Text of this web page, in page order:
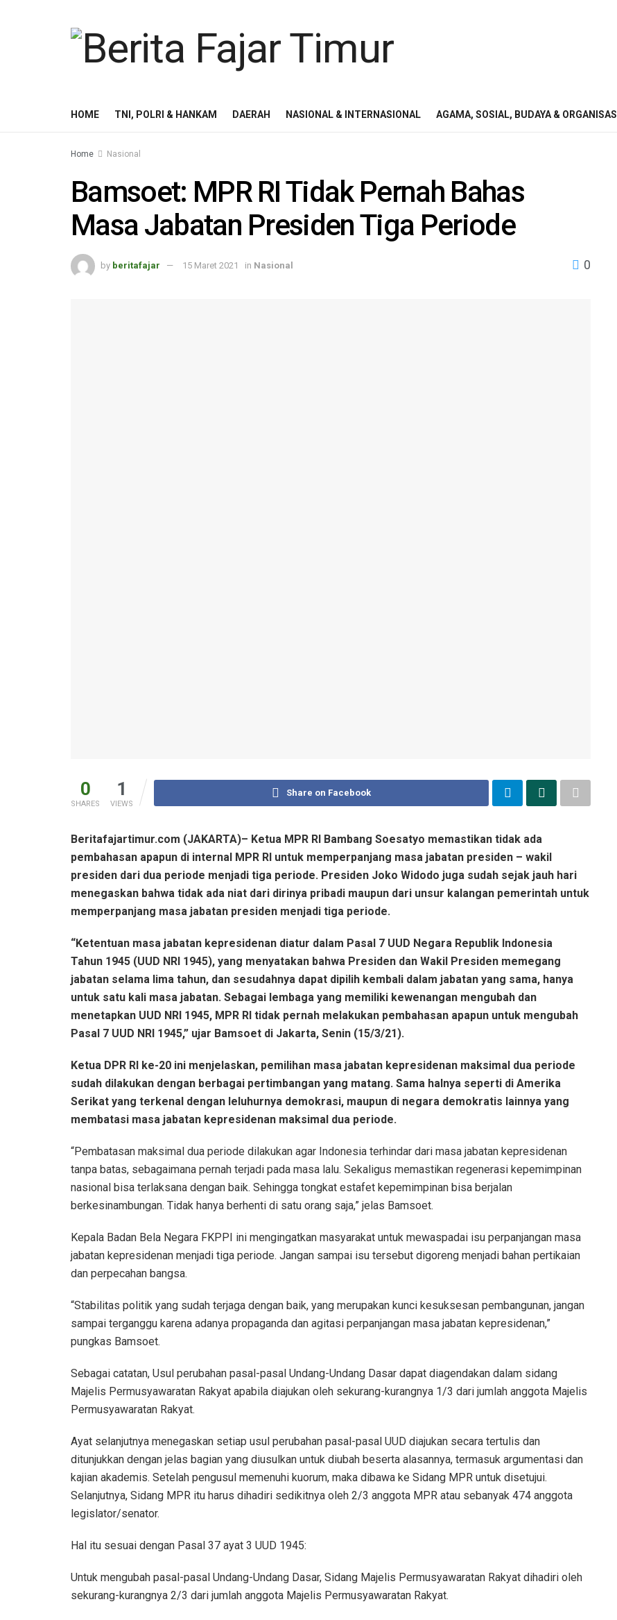
HOME TNI, POLRI & HANKAM DAERAH NASIONAL & INTERNASIONAL AGAMA, SOSIAL, BUDAYA & ORGANISASI
Home Nasional
Bamsoet: MPR RI Tidak Pernah Bahas
Masa Jabatan Presiden Tiga Periode
by beritafajar 15 Maret 2021 in Nasional 0
0
SHARES
1
VIEWS
Share on Facebook
Beritafajartimur.com (JAKARTA)– Ketua MPR RI Bambang Soesatyo memastikan tidak ada
pembahasan apapun di internal MPR RI untuk memperpanjang masa jabatan presiden – wakil
presiden dari dua periode menjadi tiga periode. Presiden Joko Widodo juga sudah sejak jauh hari
menegaskan bahwa tidak ada niat dari dirinya pribadi maupun dari unsur kalangan pemerintah untuk
memperpanjang masa jabatan presiden menjadi tiga periode.
“Ketentuan masa jabatan kepresidenan diatur dalam Pasal 7 UUD Negara Republik Indonesia
Tahun 1945 (UUD NRI 1945), yang menyatakan bahwa Presiden dan Wakil Presiden memegang
jabatan selama lima tahun, dan sesudahnya dapat dipilih kembali dalam jabatan yang sama, hanya
untuk satu kali masa jabatan. Sebagai lembaga yang memiliki kewenangan mengubah dan
menetapkan UUD NRI 1945, MPR RI tidak pernah melakukan pembahasan apapun untuk mengubah
Pasal 7 UUD NRI 1945,” ujar Bamsoet di Jakarta, Senin (15/3/21).
Ketua DPR RI ke-20 ini menjelaskan, pemilihan masa jabatan kepresidenan maksimal dua periode
sudah dilakukan dengan berbagai pertimbangan yang matang. Sama halnya seperti di Amerika
Serikat yang terkenal dengan leluhurnya demokrasi, maupun di negara demokratis lainnya yang
membatasi masa jabatan kepresidenan maksimal dua periode.
“Pembatasan maksimal dua periode dilakukan agar Indonesia terhindar dari masa jabatan kepresidenan
tanpa batas, sebagaimana pernah terjadi pada masa lalu. Sekaligus memastikan regenerasi kepemimpinan
nasional bisa terlaksana dengan baik. Sehingga tongkat estafet kepemimpinan bisa berjalan
berkesinambungan. Tidak hanya berhenti di satu orang saja,” jelas Bamsoet.
Kepala Badan Bela Negara FKPPI ini mengingatkan masyarakat untuk mewaspadai isu perpanjangan masa
jabatan kepresidenan menjadi tiga periode. Jangan sampai isu tersebut digoreng menjadi bahan pertikaian
dan perpecahan bangsa.
“Stabilitas politik yang sudah terjaga dengan baik, yang merupakan kunci kesuksesan pembangunan, jangan
sampai terganggu karena adanya propaganda dan agitasi perpanjangan masa jabatan kepresidenan,”
pungkas Bamsoet.
Sebagai catatan, Usul perubahan pasal-pasal Undang-Undang Dasar dapat diagendakan dalam sidang
Majelis Permusyawaratan Rakyat apabila diajukan oleh sekurang-kurangnya 1/3 dari jumlah anggota Majelis
Permusyawaratan Rakyat.
Ayat selanjutnya menegaskan setiap usul perubahan pasal-pasal UUD diajukan secara tertulis dan
ditunjukkan dengan jelas bagian yang diusulkan untuk diubah beserta alasannya, termasuk argumentasi dan
kajian akademis. Setelah pengusul memenuhi kuorum, maka dibawa ke Sidang MPR untuk disetujui.
Selanjutnya, Sidang MPR itu harus dihadiri sedikitnya oleh 2/3 anggota MPR atau sebanyak 474 anggota
legislator/senator.
Hal itu sesuai dengan Pasal 37 ayat 3 UUD 1945:
Untuk mengubah pasal-pasal Undang-Undang Dasar, Sidang Majelis Permusyawaratan Rakyat dihadiri oleh
sekurang-kurangnya 2/3 dari jumlah anggota Majelis Permusyawaratan Rakyat.